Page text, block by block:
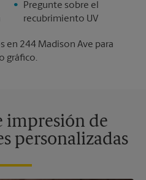
Pregunte sobre el
recubrimiento UV
en 244 Madison Ave para
gráfico.
impresión de
personalizadas